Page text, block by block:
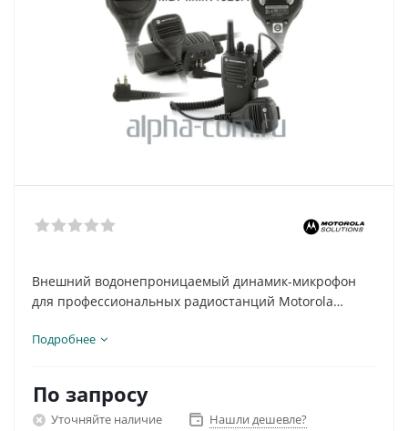
Внешний водонепроницаемый динамик-микрофон
для профессиональных радиостанций Motorola
Тип гарнитуры:
нет
Подробнее
По запросу
Уточняйте наличие Нашли дешевле?